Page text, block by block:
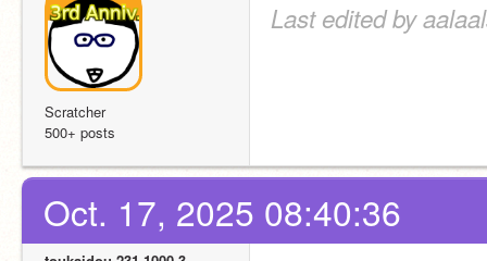
Scratcher
500+ posts
Last edited by
Oct. 17, 2025 08:40:36